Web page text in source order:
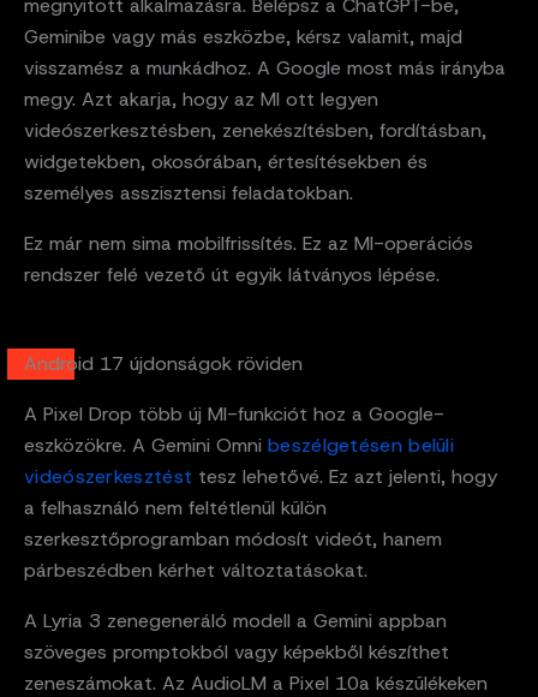
megnyitott alkalmazásra. Belépsz a ChatGPT-be,
Geminibe vagy más eszközbe, kérsz valamit, majd
visszamész a munkádhoz. A Google most más irányba
megy. Azt akarja, hogy az MI ott legyen
videószerkesztésben, zenekészítésben, fordításban,
widgetekben, okosórában, értesítésekben és
személyes asszisztensi feladatokban.
Ez már nem sima mobilfrissítés. Ez az MI-operációs
rendszer felé vezető út egyik látványos lépése.
Android 17 újdonságok röviden
A Pixel Drop több új MI-funkciót hoz a Google-
eszközökre. A Gemini Omni beszélgetésen belüli
videószerkesztést tesz lehetővé. Ez azt jelenti, hogy
a felhasználó nem feltétlenül külön
szerkesztőprogramban módosít videót, hanem
párbeszédben kérhet változtatásokat.
A Lyria 3 zenegeneráló modell a Gemini appban
szöveges promptokból vagy képekből készíthet
zeneszámokat. Az AudioLM a Pixel 10a készülékeken